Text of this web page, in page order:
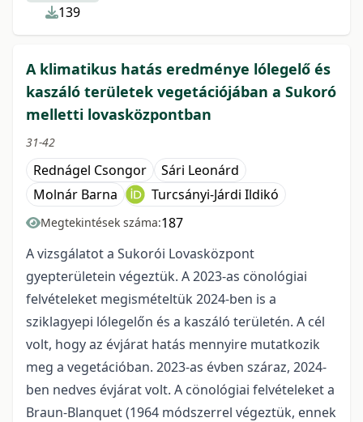
139
A klimatikus hatás eredménye lólegelő és
kaszáló területek vegetációjában a Sukoró
melletti lovasközpontban
31-42
Rednágel Csongor
Sári Leonárd
Molnár Barna
Turcsányi-Járdi Ildikó
Megtekintések száma:187
A vizsgálatot a Sukorói Lovasközpont
gyepterületein végeztük. A 2023-as cönológiai
felvételeket megismételtük 2024-ben is a
sziklagyepi lólegelőn és a kaszáló területén. A cél
volt, hogy az évjárat hatás mennyire mutatkozik
meg a vegetációban. 2023-as évben száraz, 2024-
ben nedves évjárat volt. A cönológiai felvételeket a
Braun-Blanquet (1964 módszerrel végeztük, ennek